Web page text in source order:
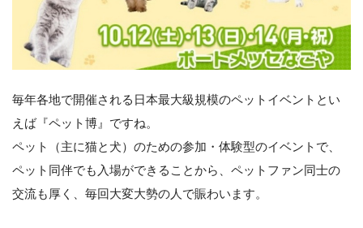
毎年各地で開催される日本最大級規模のペットイベントとい
えば『ペット博』ですね。
ペット（主に猫と犬）のための参加・体験型のイベントで、
ペット同伴でも入場ができることから、ペットファン同士の
交流も厚く、毎回大変大勢の人で賑わいます。